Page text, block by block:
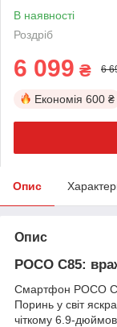
В наявності
Роздріб
6 099 ₴ 6
Економія 600 ₴
Опис
Опис
POCO C85:
Смартфон POCO
Поринь у світ
чіткому 6.9-